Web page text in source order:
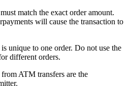
match the exact order amount.
will cause the transaction to
unique to one order. Do not use the
different orders.
ATM transfers are the